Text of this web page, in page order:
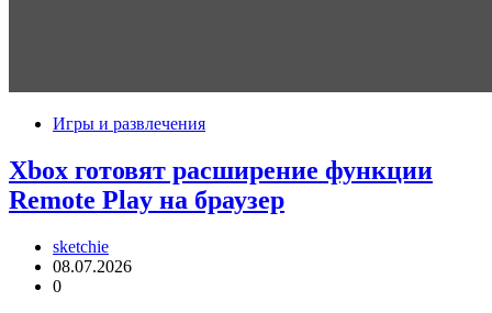
Игры и развлечения
Xbox готовят расширение функции
Remote Play на браузер
sketchie
08.07.2026
0